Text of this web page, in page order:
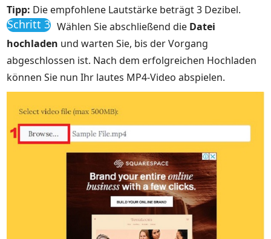
Tipp: Die empfohlene Lautstärke beträgt 3 Dezibel.
Schritt 3 Wählen Sie abschließend die Datei
hochladen und warten Sie, bis der Vorgang
abgeschlossen ist. Nach dem erfolgreichen Hochladen
können Sie nun Ihr lautes MP4-Video abspielen.